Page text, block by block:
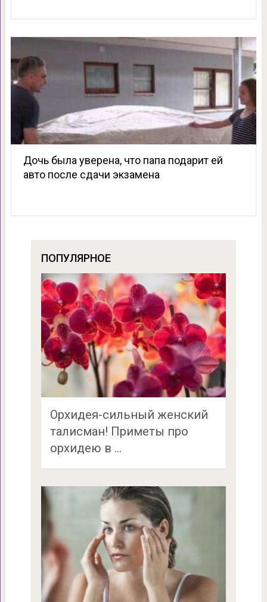
Дочь была уверена, что папа подарит ей
авто после сдачи экзамена
ПОПУЛЯРНОЕ
Орхидея-сильный женский
талисман! Приметы про
орхидею в …